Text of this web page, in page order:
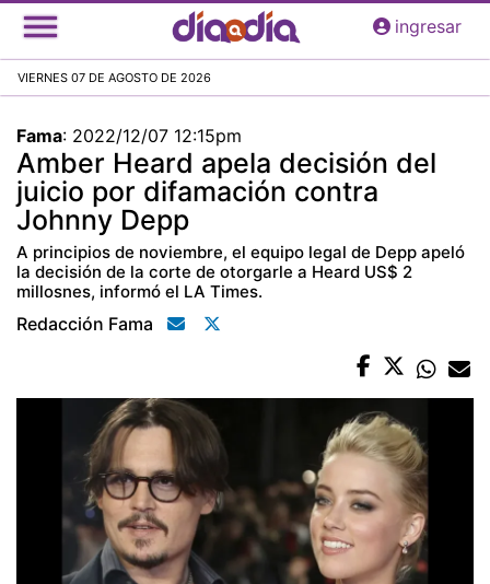
Pasar
al
principal
ingresar
VIERNES 07 DE AGOSTO DE 2026
Fama: 2022/12/07 12:15pm
Amber Heard apela decisión del
juicio por difamación contra
Johnny Depp
A principios de noviembre, el equipo legal de Depp apeló
la decisión de la corte de otorgarle a Heard US$ 2
millosnes, informó el LA Times.
Redacción Fama